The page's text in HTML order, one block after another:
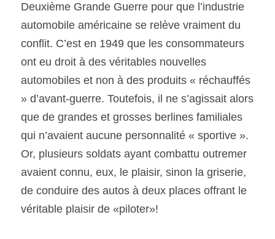
Deuxième Grande Guerre pour que l’industrie
automobile américaine se relève vraiment du
conflit. C’est en 1949 que les consommateurs
ont eu droit à des véritables nouvelles
automobiles et non à des produits « réchauffés
» d’avant-guerre. Toutefois, il ne s’agissait alors
que de grandes et grosses berlines familiales
qui n’avaient aucune personnalité « sportive ».
Or, plusieurs soldats ayant combattu outremer
avaient connu, eux, le plaisir, sinon la griserie,
de conduire des autos à deux places offrant le
véritable plaisir de «piloter»!